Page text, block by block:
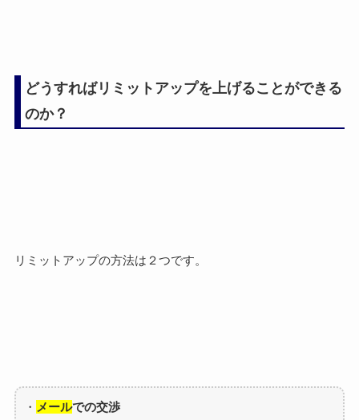
どうすればリミットアップを上げることができる
のか？
リミットアップの方法は２つです。
・ メールでの交渉